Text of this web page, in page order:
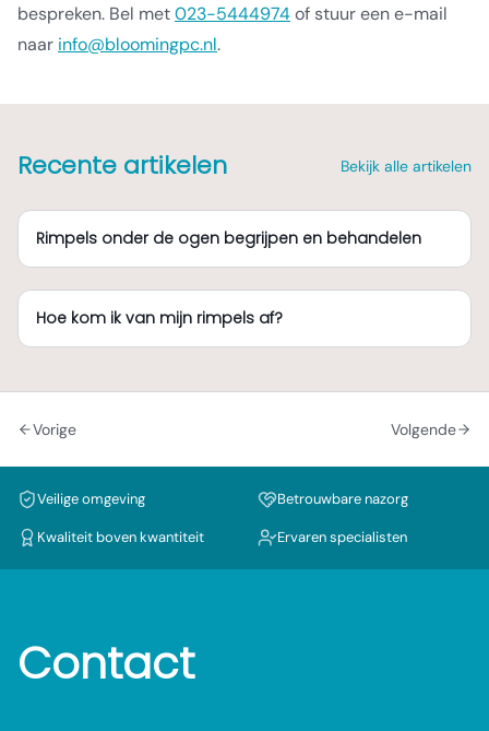
bespreken. Bel met023-5444974of stuur een e-mail
naar info@bloomingpc.nl.
Recente artikelen Bekijk alle artikelen
Rimpels onder de ogen begrijpen en behandelen
Hoe kom ik van mijn rimpels af?
Vorige Volgende
Veilige omgeving Betrouwbare nazorg
Kwaliteit boven kwantiteit Ervaren specialisten
Contact